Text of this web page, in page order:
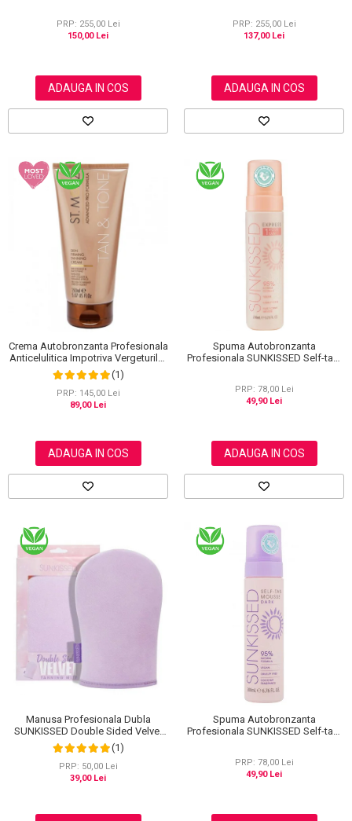
PRP: 255,00 Lei
150,00 Lei
ADAUGA IN COS
PRP: 255,00 Lei
137,00 Lei
ADAUGA IN COS
Crema Autobronzanta Profesionala
Anticelulitica Impotriva Vergeturilor
ST MORIZ Advanced PRO Formula
Tan & Tone Skin Firming, 150 ml
(1)
PRP: 145,00 Lei
89,00 Lei
ADAUGA IN COS
Spuma Autobronzanta
Profesionala SUNKISSED Self-tan,
PRP: 78,00 Lei
49,90 Lei
ADAUGA IN COS
Manusa Profesionala Dubla
SUNKISSED Double Sided Velvet
pentru Aplicarea Autobronzantului,
ECO Packaging
(1)
PRP: 50,00 Lei
39,00 Lei
Spuma Autobronzanta
Profesionala SUNKISSED Self-tan,
PRP: 78,00 Lei
49,90 Lei